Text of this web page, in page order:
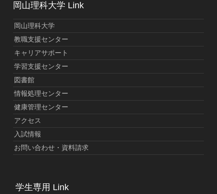
岡山理科大学 Link
岡山理科大学
教職支援センター
キャリアサポート
学習支援センター
図書館
情報処理センター
健康管理センター
アクセス
入試情報
お問い合わせ・資料請求
学生専用 Link